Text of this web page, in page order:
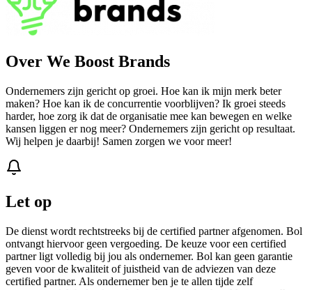
Over We Boost Brands
Ondernemers zijn gericht op groei. Hoe kan ik mijn merk beter
maken? Hoe kan ik de concurrentie voorblijven? Ik groei steeds
harder, hoe zorg ik dat de organisatie mee kan bewegen en welke
kansen liggen er nog meer? Ondernemers zijn gericht op resultaat.
Wij helpen je daarbij! Samen zorgen we voor meer!
Let op
De dienst wordt rechtstreeks bij de certified partner afgenomen. Bol
ontvangt hiervoor geen vergoeding. De keuze voor een certified
partner ligt volledig bij jou als ondernemer. Bol kan geen garantie
geven voor de kwaliteit of juistheid van de adviezen van deze
certified partner. Als ondernemer ben je te allen tijde zelf